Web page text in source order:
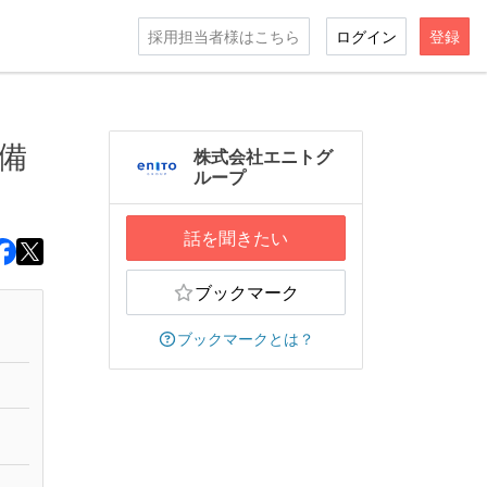
採用担当者様はこちら ログイン 登録
株式会社エニトグ
ループ
話を聞きたい
ブックマーク
ブックマークとは？